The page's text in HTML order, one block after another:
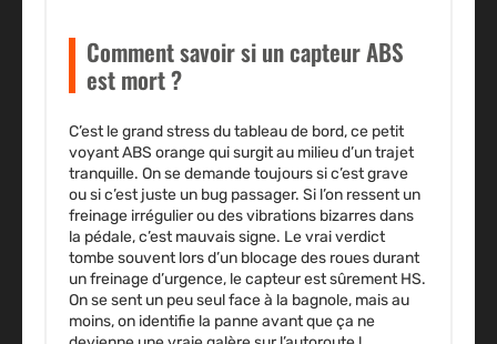
Comment savoir si un capteur ABS
est mort ?
C’est le grand stress du tableau de bord, ce petit
voyant ABS orange qui surgit au milieu d’un trajet
tranquille. On se demande toujours si c’est grave
ou si c’est juste un bug passager. Si l’on ressent un
freinage irrégulier ou des vibrations bizarres dans
la pédale, c’est mauvais signe. Le vrai verdict
tombe souvent lors d’un blocage des roues durant
un freinage d’urgence, le capteur est sûrement HS.
On se sent un peu seul face à la bagnole, mais au
moins, on identifie la panne avant que ça ne